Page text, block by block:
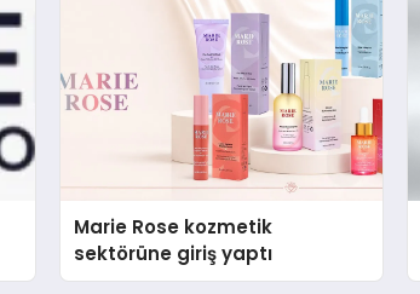
Marie Rose kozmetik
sektörüne giriş yaptı